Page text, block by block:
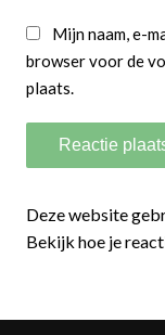
Mijn naam, e-
browser voor de
plaats.
Deze website
Bekijk hoe je